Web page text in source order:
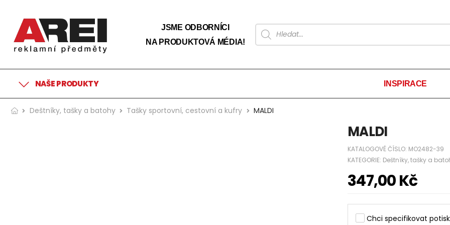
JSME ODBORNÍCI
NA PRODUKTOVÁ MÉDIA!
NAŠE PRODUKTY INSPIRACE
Deštníky, tašky a batohy Tašky sportovní, cestovní a kufry MALDI
MALDI
KATALOGOVÉ ČÍSLO: MO2482-39
KATEGORIE: Deštníky, tašky a
347,00Kč
Chci specifikovat potisk